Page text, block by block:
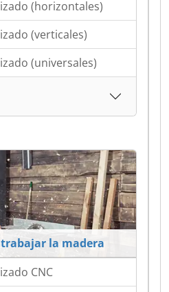
(horizontales)
(verticales)
(universales)
la madera
CNC